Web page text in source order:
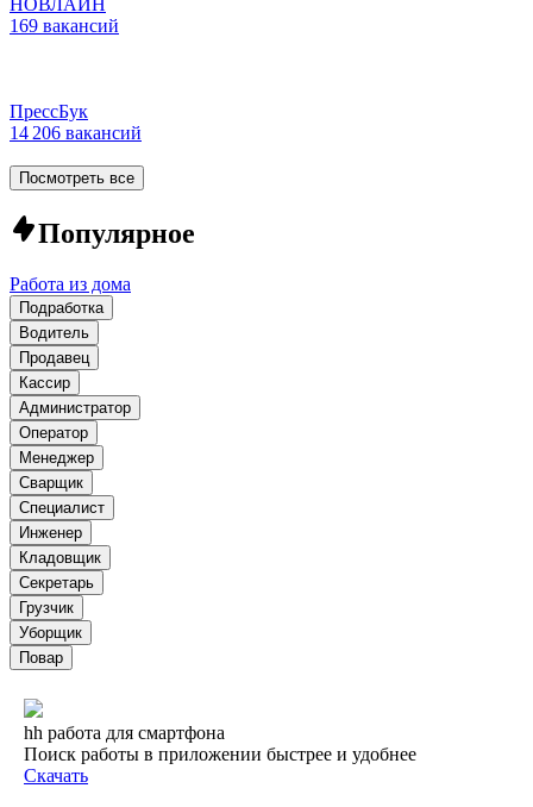
169 вакансий
ПрессБук
14 206 вакансий
Посмотреть все
Популярное
Работа из дома
Подработка
Водитель
Продавец
Кассир
Администратор
Оператор
Менеджер
Сварщик
Специалист
Инженер
Кладовщик
Секретарь
Грузчик
Уборщик
Повар
hh работа для смартфона
Поиск работы в приложении быстрее и удобнее
Скачать